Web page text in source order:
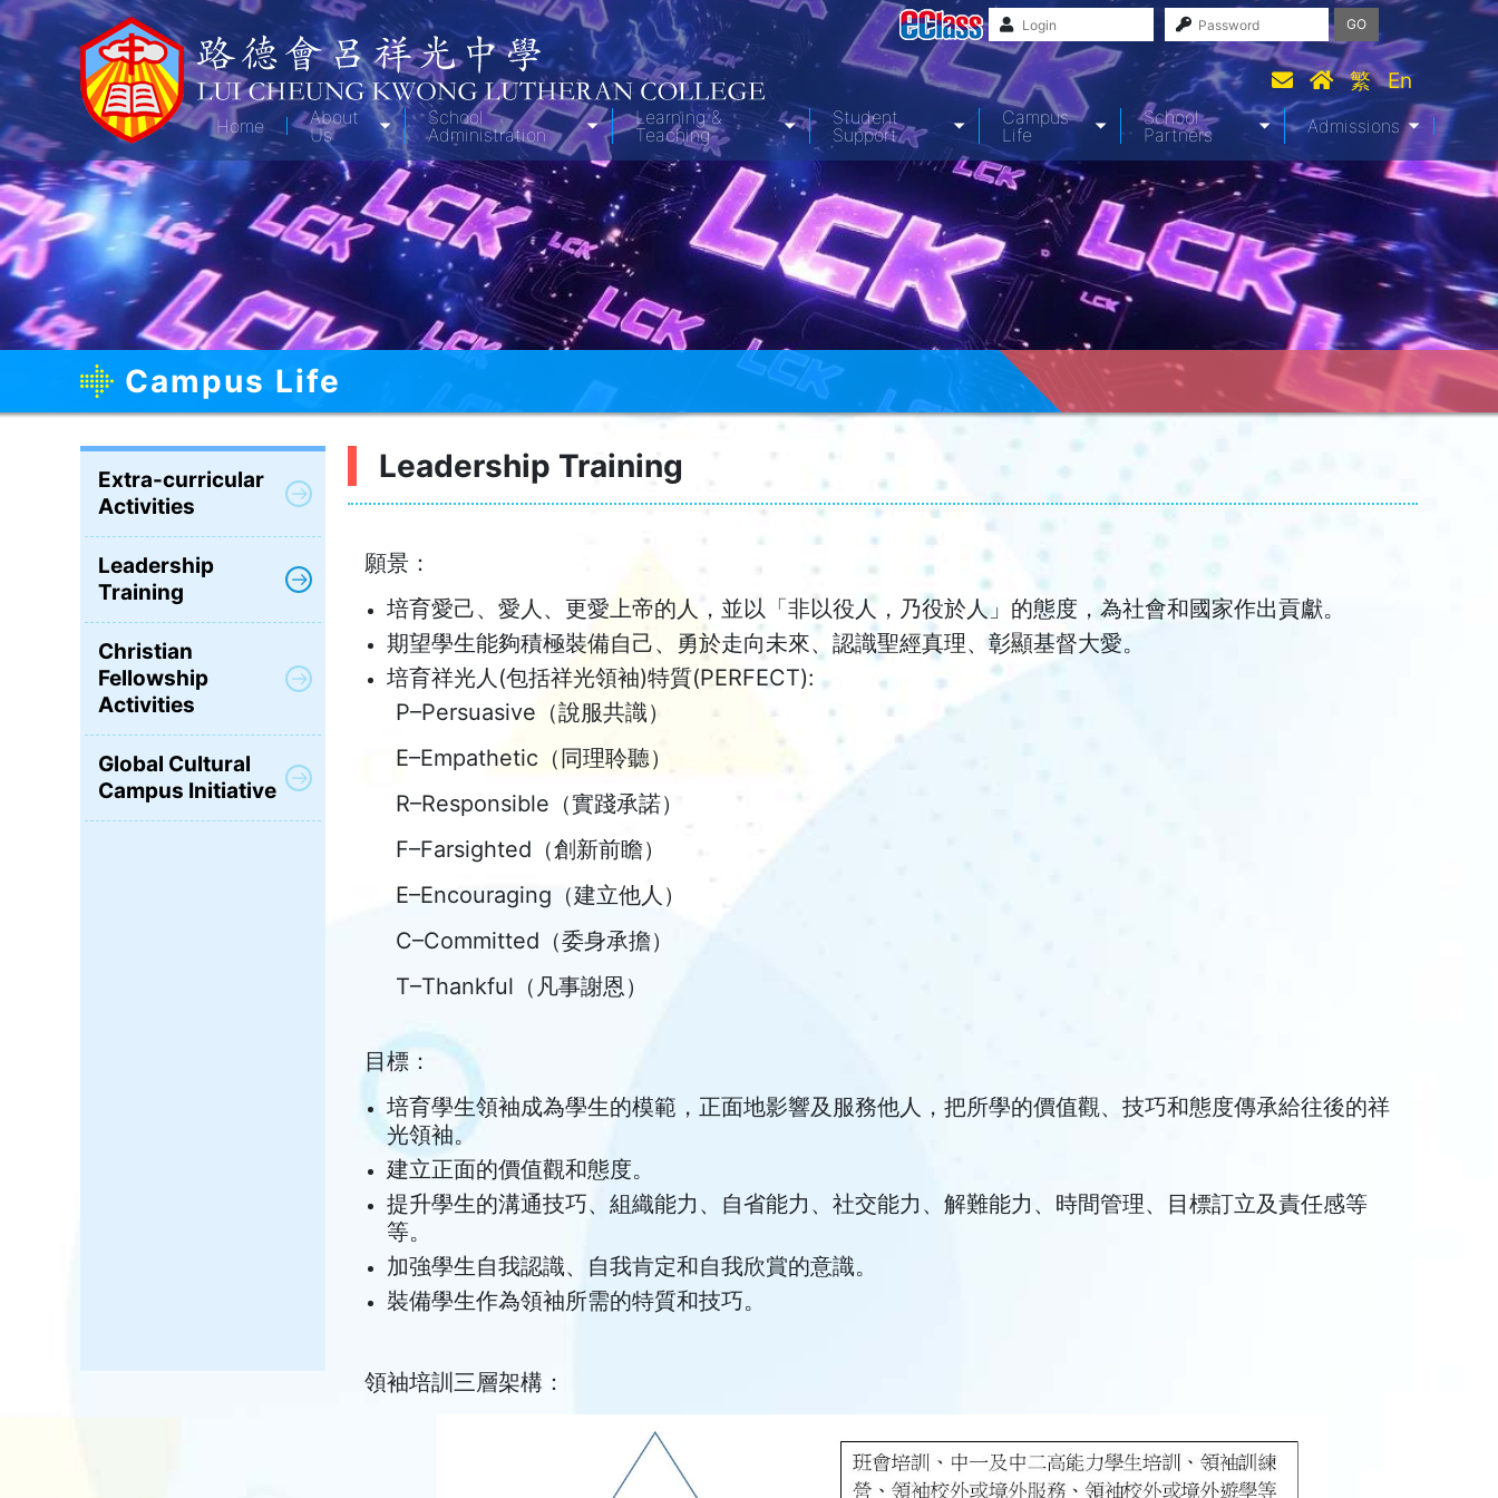
GO
繁 En
Home
About
Us
School
Administration
Learning &
Teaching
Student
Support
Campus
Life
School
Partners
Admissions
Campus Life
Extra-curricular
Activities
Leadership
Training
Christian
Fellowship
Activities
Global Cultural
Campus Initiative
Leadership Training
願景：
培育愛己、愛人、更愛上帝的人，並以「非以役人，乃役於人」的態度，為社會和國家作出貢獻。
期望學生能夠積極裝備自己、勇於走向未來、認識聖經真理、彰顯基督大愛。
培育祥光人(包括祥光領袖)特質(PERFECT):
P–Persuasive（說服共識）
E–Empathetic（同理聆聽）
R–Responsible（實踐承諾）
F–Farsighted（創新前瞻）
E–Encouraging（建立他人）
C–Committed（委身承擔）
T–Thankful（凡事謝恩）
目標：
培育學生領袖成為學生的模範，正面地影響及服務他人，把所學的價值觀、技巧和態度傳承給往後的祥
光領袖。
建立正面的價值觀和態度。
提升學生的溝通技巧、組織能力、自省能力、社交能力、解難能力、時間管理、目標訂立及責任感等
等。
加強學生自我認識、自我肯定和自我欣賞的意識。
裝備學生作為領袖所需的特質和技巧。
領袖培訓三層架構：